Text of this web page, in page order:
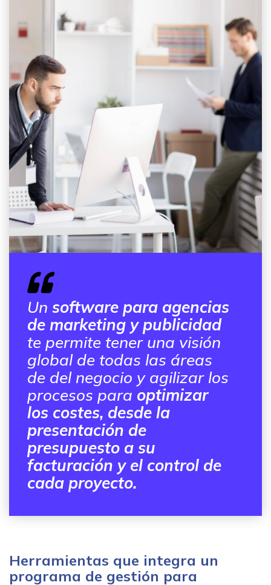
Un software para agencias
de marketing y publicidad
te permite tener una visión
global de todas las áreas
de del negocio y agilizar los
procesos para optimizar
los costes, desde la
presentación de
presupuesto a su
facturación y el control de
cada proyecto.
Herramientas que integra un
programa de gestión para